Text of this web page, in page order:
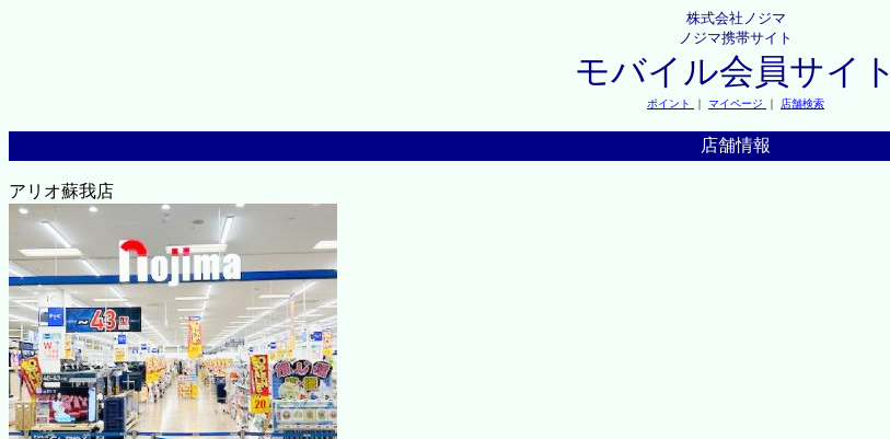
株式会社ノジマ
ノジマ携帯サイト
モバイル会員サイト
ポイント ｜ マイページ ｜ 店舗検索
店舗情報
アリオ蘇我店